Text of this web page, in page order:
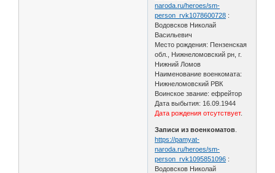
naroda.ru/heroes/sm-
person_rvk1078600728 :
Водовсков Николай
Васильевич
Место рождения: Пензенская
обл., Нижнеломовский рн, г.
Нижний Ломов
Наименование военкомата:
Нижнеломовский РВК
Воинское звание: ефрейтор
Дата выбытия: 16.09.1944
Дата рождения отсутствует.
Записи из военкоматов
https://pamyat-
naroda.ru/heroes/sm-
person_rvk1095851096 :
Водовсков Николай